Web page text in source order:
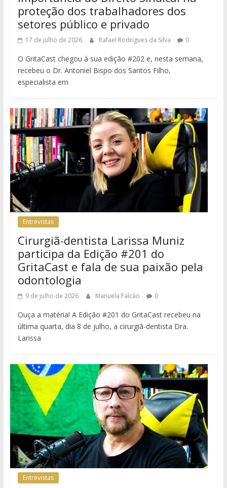
proteção dos trabalhadores dos
setores público e privado
17 de julho de 2026 Rafael Rodrigues da Silva 0
O GritaCast chegou à sua edição #202 e, nesta semana,
recebeu o Dr. Antoniel Bispo dos Santos Filho,
especialista em
Entrevistas
Cirurgiã-dentista Larissa Muniz
participa da Edição #201 do
GritaCast e fala de sua paixão pela
odontologia
9 de julho de 2026 Manuela Falcão 0
Ouça a matéria! A Edição #201 do GritaCast recebeu na
última quarta, dia 8 de julho, a cirurgiã-dentista Dra.
Larissa
Entrevistas